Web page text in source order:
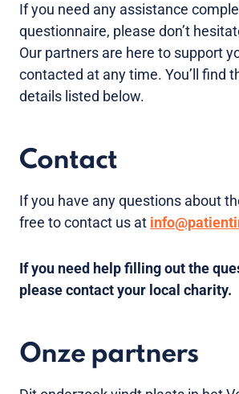
If you need any assistance
questionnaire, please don’t
Our partners are here to support
contacted at any time. You’ll find
details listed below.
Contact
If you have any questions about
free to contact us at
If you need help filling out the
please contact your local charity.
Onze partners